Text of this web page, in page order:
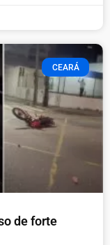
CEARÁ
de forte